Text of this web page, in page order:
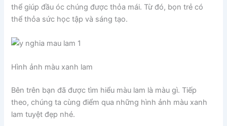
thể giúp đầu óc chúng được thỏa mái. Từ đó, bọn trẻ có
thể thỏa sức học tập và sáng tạo.
Hình ảnh màu xanh lam
Bên trên bạn đã được tìm hiểu màu lam là màu gì. Tiếp
theo, chúng ta cùng điểm qua những hình ảnh màu xanh
lam tuyệt đẹp nhé.